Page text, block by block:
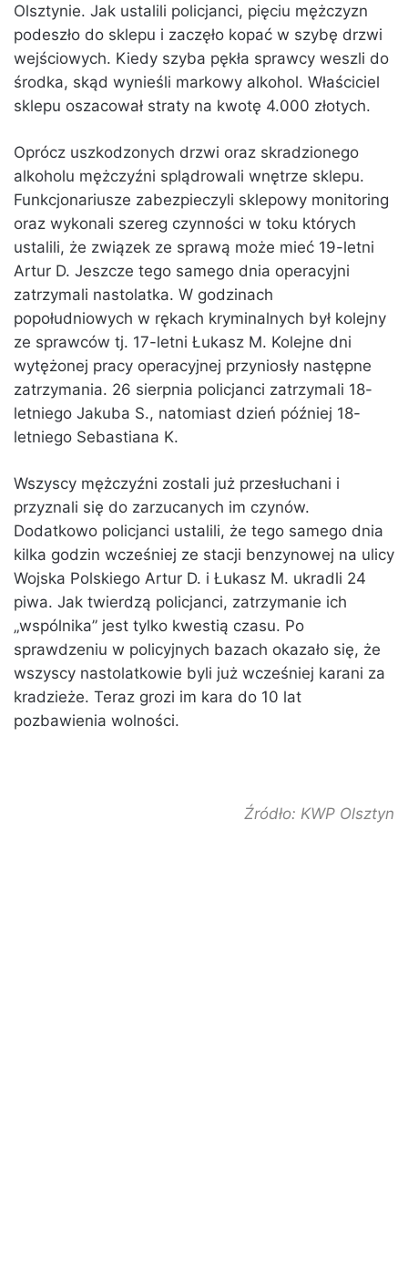
Olsztynie. Jak ustalili policjanci, pięciu mężczyzn
podeszło do sklepu i zaczęło kopać w szybę drzwi
wejściowych. Kiedy szyba pękła sprawcy weszli do
środka, skąd wynieśli markowy alkohol. Właściciel
sklepu oszacował straty na kwotę 4.000 złotych.
Oprócz uszkodzonych drzwi oraz skradzionego
alkoholu mężczyźni splądrowali wnętrze sklepu.
Funkcjonariusze zabezpieczyli sklepowy monitoring
oraz wykonali szereg czynności w toku których
ustalili, że związek ze sprawą może mieć 19-letni
Artur D. Jeszcze tego samego dnia operacyjni
zatrzymali nastolatka. W godzinach
popołudniowych w rękach kryminalnych był kolejny
ze sprawców tj. 17-letni Łukasz M. Kolejne dni
wytężonej pracy operacyjnej przyniosły następne
zatrzymania. 26 sierpnia policjanci zatrzymali 18-
letniego Jakuba S., natomiast dzień później 18-
letniego Sebastiana K.
Wszyscy mężczyźni zostali już przesłuchani i
przyznali się do zarzucanych im czynów.
Dodatkowo policjanci ustalili, że tego samego dnia
kilka godzin wcześniej ze stacji benzynowej na ulicy
Wojska Polskiego Artur D. i Łukasz M. ukradli 24
piwa. Jak twierdzą policjanci, zatrzymanie ich
„wspólnika” jest tylko kwestią czasu. Po
sprawdzeniu w policyjnych bazach okazało się, że
wszyscy nastolatkowie byli już wcześniej karani za
kradzieże. Teraz grozi im kara do 10 lat
pozbawienia wolności.
Źródło: KWP Olsztyn